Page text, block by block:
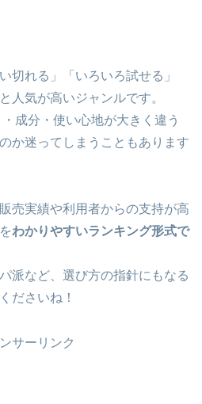
切れる」「いろいろ試せる」
人気が高いジャンルです。
成分・使い心地が大きく違う
か迷ってしまうこともあります
売実績や利用者からの支持が高
わかりやすいランキング形式で
派など、選び方の指針にもなる
ださいね！
サーリンク